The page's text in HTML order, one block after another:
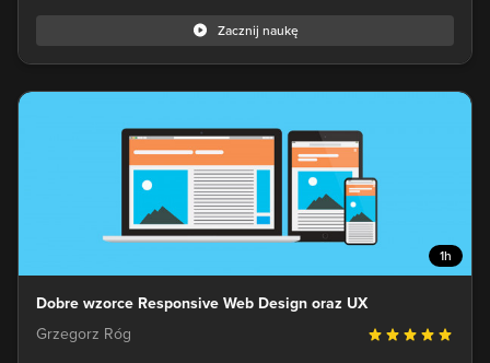
Zacznij naukę
1h
Dobre wzorce Responsive Web Design oraz UX
Grzegorz Róg